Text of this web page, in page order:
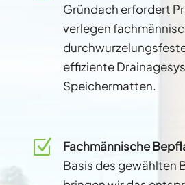
Gründach erfordert
verlegen
effiziente
Speichermatten.
Z Fachmännische
Basis des gewählten